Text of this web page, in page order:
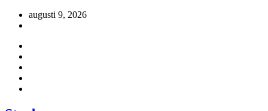
Hoppaaugusti 9, 2026